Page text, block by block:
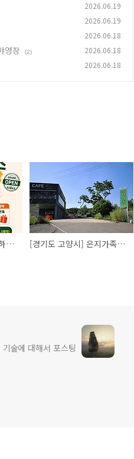
2026.06.19
2026.06.19
2026.06.18
영장 (2) 2026.06.18
2026.06.18
[경기도 연천군] 마루벌하우스 [경기도 고양시] 은지가족야영장 - 조선초에 조성된 유서깊은 연못을 끼고 있는 도심 야영장
술에 대해서 포스팅